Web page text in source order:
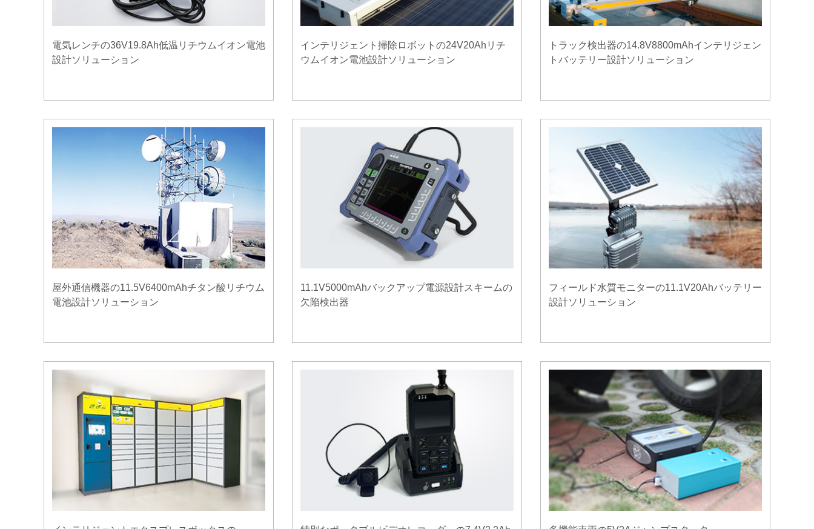
電気レンチの36V19.8Ah低温リチウムイオン電池
設計ソリューション
インテリジェント掃除ロボットの24V20Ahリチ
ウムイオン電池設計ソリューション
トラック検出器の14.8V8800mAhインテリジェン
トバッテリー設計ソリューション
屋外通信機器の11.5V6400mAhチタン酸リチウム
電池設計ソリューション
11.1V5000mAhバックアップ電源設計スキームの
欠陥検出器
フィールド水質モニターの11.1V20Ahバッテリー
設計ソリューション